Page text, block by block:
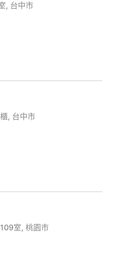
, 台中市
, 台中市
室, 桃園市